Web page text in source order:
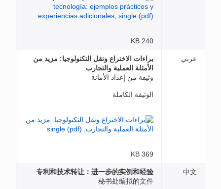
240 KB
عربي
براءات الاختراع ونقل التكنولوجيا: مزيد من
الأمثلة العملية والتجارب
وثيقة من إعداد الأمانة
الوثيقة الكاملة
369 KB
中文
专利和技术转让：进一步的实例和经验
秘书处编拟的文件